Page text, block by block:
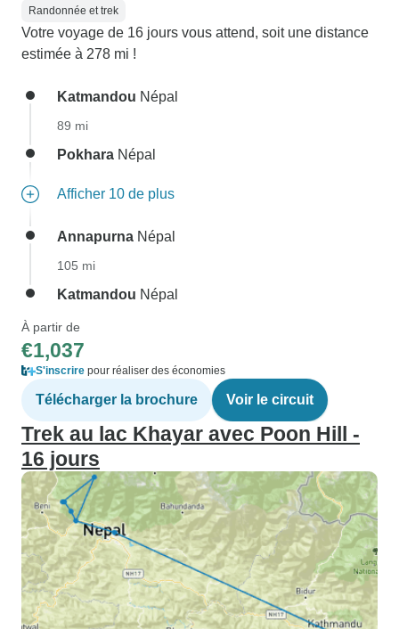
Randonnée et trek
Votre voyage de 16 jours vous attend, soit une distance
estimée à 278 mi !
Katmandou Népal
89 mi
Pokhara Népal
Afficher 10 de plus
Annapurna Népal
105 mi
Katmandou Népal
À partir de
€1,037
S'inscrire pour réaliser des économies
Télécharger la brochure Voir le circuit
Trek au lac Khayar avec Poon Hill -
16 jours